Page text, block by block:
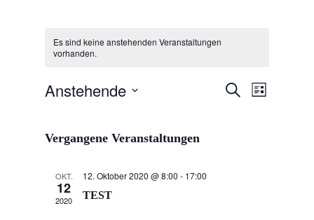
Es sind keine anstehenden Veranstaltungen
vorhanden.
Suche
Liste
Anstehende
wählen.
Vergangene Veranstaltungen
OKT.
12
2020
12. Oktober 2020 @ 8:00 - 17:00
TEST